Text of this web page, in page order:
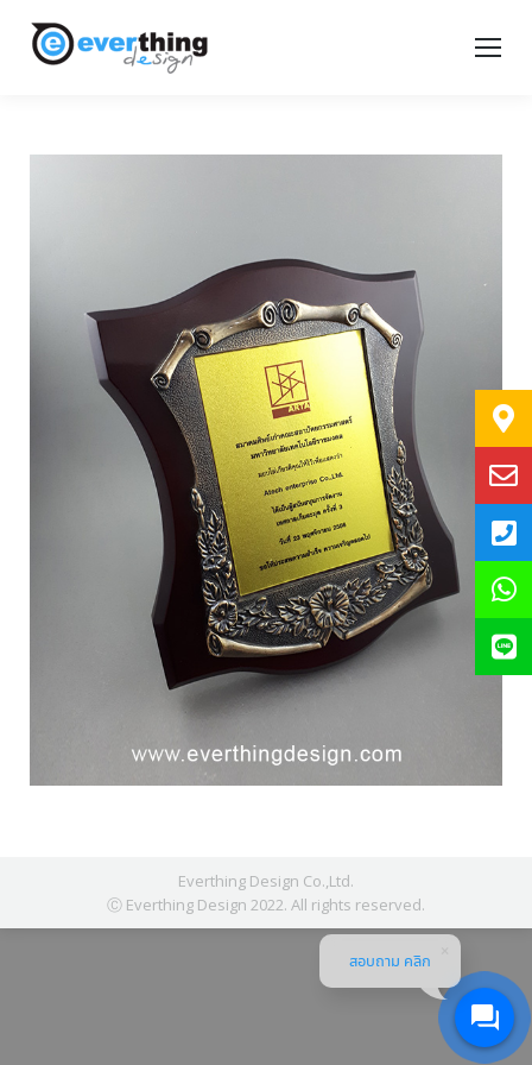
Everthing Design Co.,Ltd.
Ⓒ Everthing Design 2022. All rights reserved.
สอบถาม คลิก